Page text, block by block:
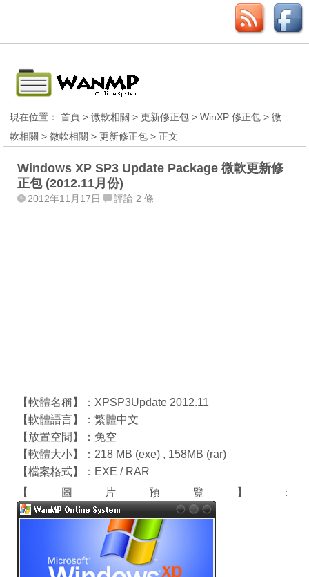
現在位置：首頁 >微軟相關 >更新修正包 >WinXP 修正包 >微
軟相關 >微軟相關 >更新修正包 > 正文
Windows XP SP3 Update Package 微軟更新修
正包 (2012.11月份)
2012年11月17日 評論 2 條
【軟體名稱】：XPSP3Update 2012.11
【軟體語言】：繁體中文
【放置空間】：免空
【軟體大小】：218 MB (exe) , 158MB (rar)
【檔案格式】：EXE / RAR
【圖片預覽】：